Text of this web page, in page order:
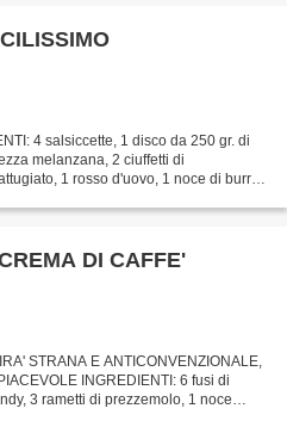
4 salsiccette, 1 disco da 250 gr. di
melanzana, 2 ciuffetti di
1 rosso d'uovo, 1 noce di burro,
DI CAFFE'
STRANA E ANTICONVENZIONALE,
INGREDIENTI: 6 fusi di
3 rametti di prezzemolo, 1 noce